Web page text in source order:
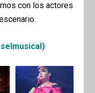
con los actores